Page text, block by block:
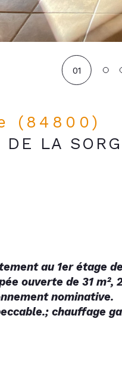
01
(84800)
DE LA
au 1er étage
ouverte de 31 m²,
& une
impeccable.; chauffage